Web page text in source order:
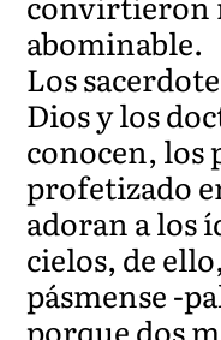
abominable.
Los
Dios y los
conocen, los
profetizado
adoran a los
cielos, de
pásmense -
porque dos